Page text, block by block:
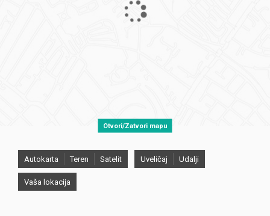
Otvori/Zatvori mapu
Autokarta Teren Satelit Uveličaj Udalji
Vaša lokacija